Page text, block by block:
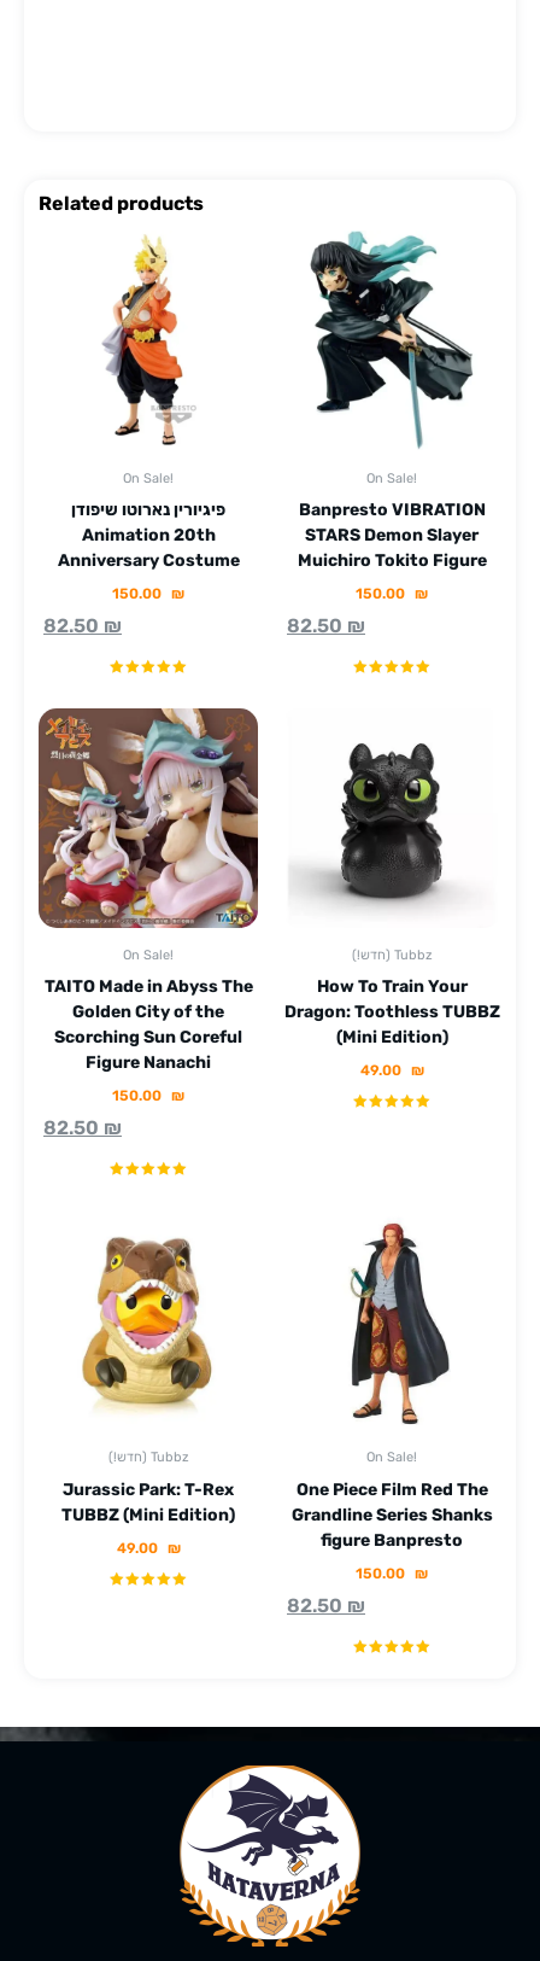
Related products
On Sale!
פיגיורין נארוטו שיפודן
Animation 20th
Anniversary Costume
150.00 ₪
82.50 ₪
On Sale!
Banpresto VIBRATION
STARS Demon Slayer
Muichiro Tokito Figure
150.00 ₪
82.50 ₪
On Sale!
TAITO Made in Abyss The
Golden City of the
Scorching Sun Coreful
Figure Nanachi
150.00 ₪
82.50 ₪
(!חדש) Tubbz
How To Train Your
Dragon: Toothless TUBBZ
(Mini Edition)
49.00 ₪
(!חדש) Tubbz
Jurassic Park: T-Rex
TUBBZ (Mini Edition)
49.00 ₪
On Sale!
One Piece Film Red The
Grandline Series Shanks
figure Banpresto
150.00 ₪
82.50 ₪